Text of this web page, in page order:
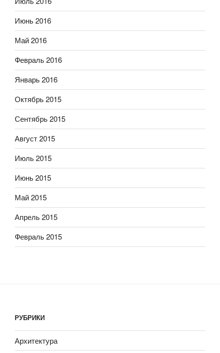
Июнь 2016
Май 2016
Февраль 2016
Январь 2016
Октябрь 2015
Сентябрь 2015
Август 2015
Июль 2015
Июнь 2015
Май 2015
Апрель 2015
Февраль 2015
РУБРИКИ
Архитектура